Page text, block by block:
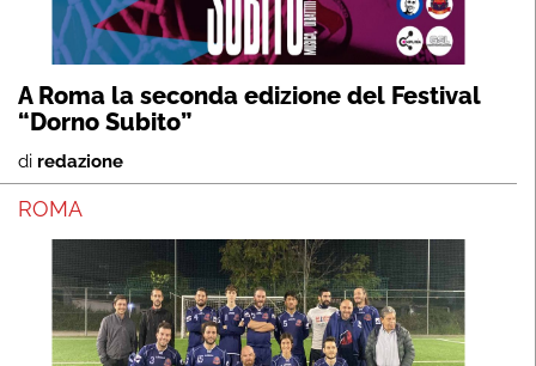
A Roma la seconda edizione del Festival
“Dorno Subito”
di redazione
ROMA